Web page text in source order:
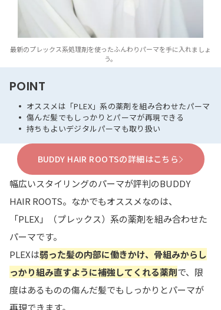
最新のプレックス系処理剤を使ったふんわりパーマを手に入れましょ
う。
POINT
オススメは「PLEX」系の薬剤を組み合わせたパーマ
傷んだ髪でもしっかりとパーマが再現できる
持ちもよいデジタルパーマも取り扱い
BUDDY HAIR ROOTSの詳細はこちら
幅広いスタイリングのパーマが評判のBUDDY
HAIR ROOTS。なかでもオススメなのは、
「PLEX」（プレックス）系の薬剤を組み合わせた
パーマです。
PLEXは弱った髪の内部に働きかけ、骨組みからし
っかり組み直すように補強してくれる薬剤で、限
度はあるものの傷んだ髪でもしっかりとパーマが
再現できます。